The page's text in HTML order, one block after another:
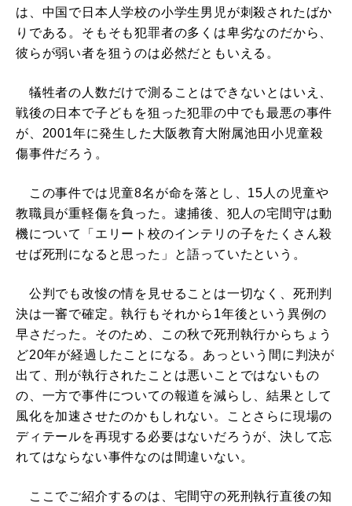
は、中国で日本人学校の小学生男児が刺殺されたばか
りである。そもそも犯罪者の多くは卑劣なのだから、
彼らが弱い者を狙うのは必然だともいえる。
犠牲者の人数だけで測ることはできないとはいえ、
戦後の日本で子どもを狙った犯罪の中でも最悪の事件
が、2001年に発生した大阪教育大附属池田小児童殺
傷事件だろう。
この事件では児童8名が命を落とし、15人の児童や
教職員が重軽傷を負った。逮捕後、犯人の宅間守は動
機について「エリート校のインテリの子をたくさん殺
せば死刑になると思った」と語っていたという。
公判でも改悛の情を見せることは一切なく、死刑判
決は一審で確定。執行もそれから1年後という異例の
早さだった。そのため、この秋で死刑執行からちょう
ど20年が経過したことになる。あっという間に判決が
出て、刑が執行されたことは悪いことではないもの
の、一方で事件についての報道を減らし、結果として
風化を加速させたのかもしれない。ことさらに現場の
ディテールを再現する必要はないだろうが、決して忘
れてはならない事件なのは間違いない。
ここでご紹介するのは、宅間守の死刑執行直後の知